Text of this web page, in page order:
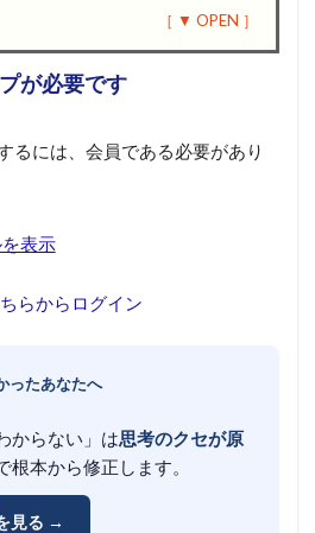
が必要です
るには、会員である必要があり
表示
らからログイン
ったあなたへ
からない」は思考のクセが原
根本から修正します。
見る →